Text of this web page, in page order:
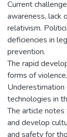
Current
awareness, lack
relativism.
deficiencies in
prevention.
The rapid
forms of
technologies in
The article
and develop
and safety for